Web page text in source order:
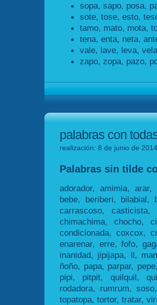
sopa, sapo, posa,
sote, tose, esto,
tamo, mato, mota,
tena, enta, neta,
vale, lave, leva,
zapo, zopa, pazo,
palabras con
realización: 8 de junio de
Palabras sin tilde
adorador, amimia,
bebe, beriberi, bilabial,
carrascoso,
chimachima, chocho,
condicionada, coxcox,
enarenar, erre, fofo,
inanidad, jipijapa, ll,
ñoño, papa, parpar,
pipi, pitpit, quilquil,
rodadora, rumrum,
topatopa, tortor, tratar,